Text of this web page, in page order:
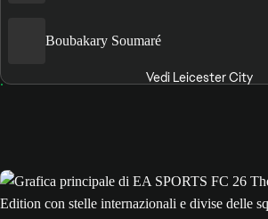
Boubakary Soumaré
Vedi Leicester City